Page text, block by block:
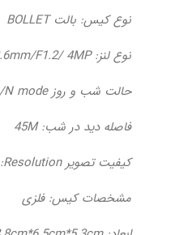
نوع کیس: بالت BOLLET
نوع لنز: fixed 3.6mm/F1.2/ 4MP
حالت شب و روز D/N mode: دید در شب مادون قرمز
فاصله دید در شب: 45M
کیفیت تصویر 3mp / 12fps :Resolution
مشخصات کیس: فلزی